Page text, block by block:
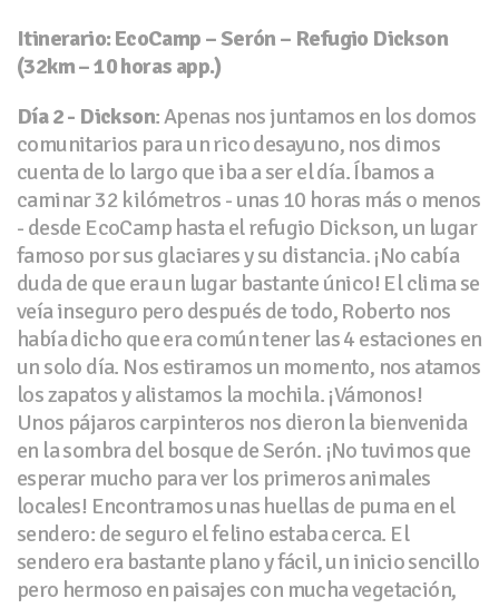
Itinerario: EcoCamp – Serón – Refugio Dickson
(32km – 10 horas app.)
Día 2 - Dickson: Apenas nos juntamos en los domos
comunitarios para un rico desayuno, nos dimos
cuenta de lo largo que iba a ser el día. Íbamos a
caminar 32 kilómetros - unas 10 horas más o menos
- desde EcoCamp hasta el refugio Dickson, un lugar
famoso por sus glaciares y su distancia. ¡No cabía
duda de que era un lugar bastante único! El clima se
veía inseguro pero después de todo, Roberto nos
había dicho que era común tener las 4 estaciones en
un solo día. Nos estiramos un momento, nos atamos
los zapatos y alistamos la mochila. ¡Vámonos!
Unos pájaros carpinteros nos dieron la bienvenida
en la sombra del bosque de Serón. ¡No tuvimos que
esperar mucho para ver los primeros animales
locales! Encontramos unas huellas de puma en el
sendero: de seguro el felino estaba cerca. El
sendero era bastante plano y fácil, un inicio sencillo
pero hermoso en paisajes con mucha vegetación,